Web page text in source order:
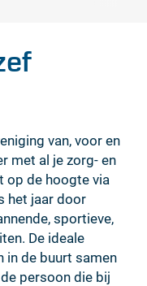
van, voor en
met al je zorg- en
op de hoogte via
het jaar door
sportieve,
De ideale
in de buurt samen
persoon die bij